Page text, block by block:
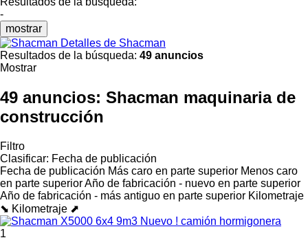
-
mostrar
Detalles de Shacman
Resultados de la búsqueda: 49 anuncios
Mostrar
49 anuncios: Shacman maquinaria de
construcción
Filtro
Clasificar: Fecha de publicación
Fecha de publicación Más caro en parte superior Menos caro
en parte superiorAño de fabricación - nuevo en parte superior
Año de fabricación - más antiguo en parte superior Kilometraje
⬊ Kilometraje ⬈
1